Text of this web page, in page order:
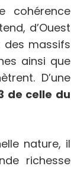
cohérence
d’Ouest
des massifs
ainsi que
D’une
de celle du
nature, il
richesse